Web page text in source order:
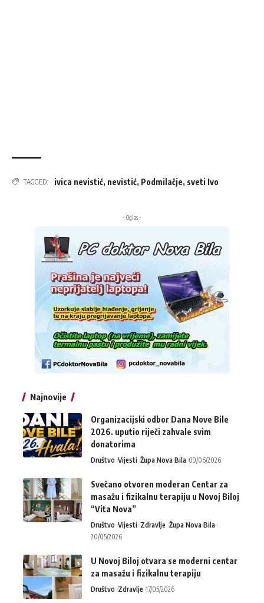
TAGGED: ivica nevistić, nevistić, Podmilačje, sveti Ivo
- Oglas -
Najnovije
Organizacijski odbor Dana Nove Bile
2026. uputio riječi zahvale svim
donatorima
Društvo Vijesti Župa Nova Bila 09/06/2026
Svečano otvoren moderan Centar za
masažu i fizikalnu terapiju u Novoj Biloj
“Vita Nova”
Društvo Vijesti Zdravlje Župa Nova Bila
20/05/2026
U Novoj Biloj otvara se moderni centar
za masažu i fizikalnu terapiju
Društvo Zdravlje 17/05/2026